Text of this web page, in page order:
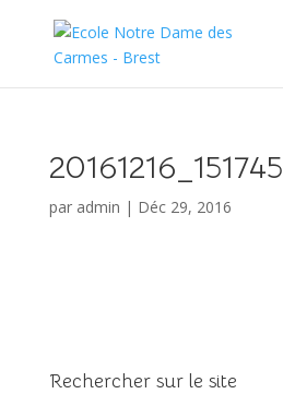
20161216_151745
par admin | Déc 29, 2016
Rechercher sur le site